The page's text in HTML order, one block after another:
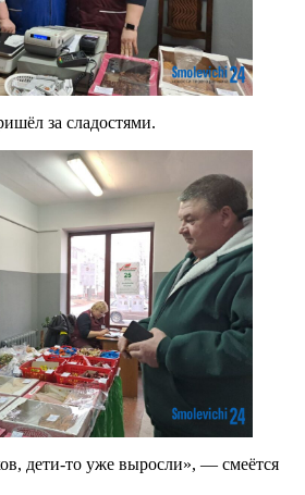
за сладостями.
дети-то уже выросли», — смеётся